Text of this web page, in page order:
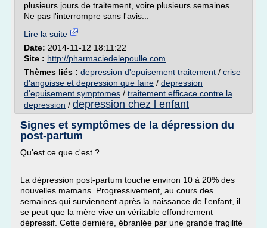
plusieurs jours de traitement, voire plusieurs semaines.
Ne pas l'interrompre sans l'avis...
Lire la suite
Date: 2014-11-12 18:11:22
Site : http://pharmaciedelepoulle.com
Thèmes liés : depression d'epuisement traitement / crise
d'angoisse et depression que faire / depression
d'epuisement symptomes / traitement efficace contre la
depression / depression chez l enfant
Signes et symptômes de la dépression du
post-partum
Qu'est ce que c'est ?
La dépression post-partum touche environ 10 à 20% des
nouvelles mamans. Progressivement, au cours des
semaines qui surviennent après la naissance de l'enfant, il
se peut que la mère vive un véritable effondrement
dépressif. Cette dernière, ébranlée par une grande fragilité